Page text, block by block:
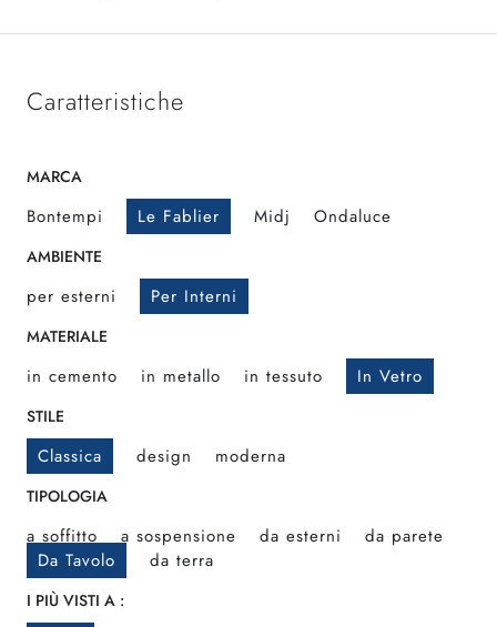
Caratteristiche
MARCA
Bontempi Le Fablier Midj Ondaluce
AMBIENTE
per esterni Per Interni
MATERIALE
in cemento in metallo in tessuto In Vetro
STILE
Classica design moderna
TIPOLOGIA
a soffitto a sospensione da esterni
da parete
Da Tavolo
da terra
I PIÙ VISTI A :